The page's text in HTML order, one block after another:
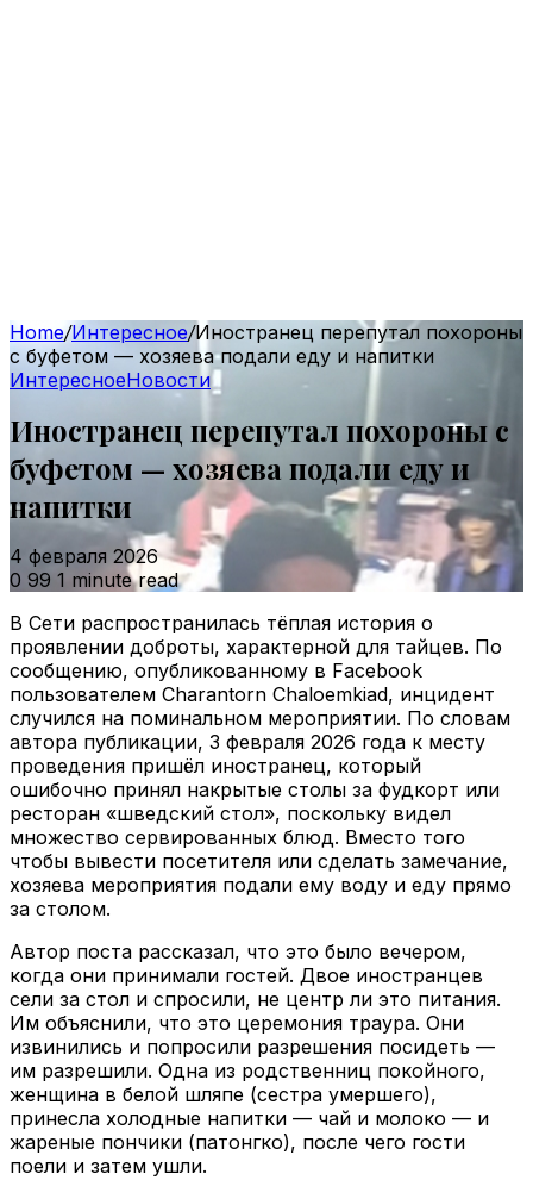
Home/Интересное/Иностранец перепутал похороны
с буфетом — хозяева подали еду и напитки
ИнтересноеНовости
Иностранец перепутал похороны с
буфетом — хозяева подали еду и
напитки
4 февраля 2026
0 99 1 minute read
В Сети распространилась тёплая история о
проявлении доброты, характерной для тайцев. По
сообщению, опубликованному в Facebook
пользователем Charantorn Chaloemkiad, инцидент
случился на поминальном мероприятии. По словам
автора публикации, 3 февраля 2026 года к месту
проведения пришёл иностранец, который
ошибочно принял накрытые столы за фудкорт или
ресторан «шведский стол», поскольку видел
множество сервированных блюд. Вместо того
чтобы вывести посетителя или сделать замечание,
хозяева мероприятия подали ему воду и еду прямо
за столом.
Автор поста рассказал, что это было вечером,
когда они принимали гостей. Двое иностранцев
сели за стол и спросили, не центр ли это питания.
Им объяснили, что это церемония траура. Они
извинились и попросили разрешения посидеть —
им разрешили. Одна из родственниц покойного,
женщина в белой шляпе (сестра умершего),
принесла холодные напитки — чай и молоко — и
жареные пончики (патонгко), после чего гости
поели и затем ушли.